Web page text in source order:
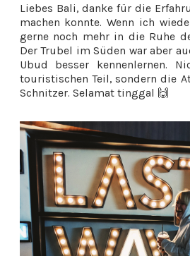
Liebes Bali, danke für die
machen konnte. Wenn ich
gerne noch mehr in die Ruhe
Der Trubel im Süden war aber
Ubud besser kennenlernen.
touristischen Teil, sondern die
Schnitzer. Selamat tinggal 🙌